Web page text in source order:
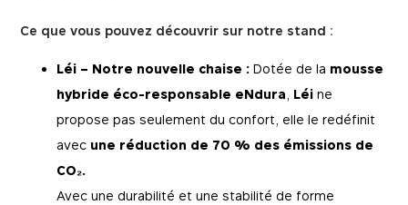
Ce que vous pouvez découvrir sur notre stand :
Léi – Notre nouvelle chaise : Dotée de la mousse
hybride éco-responsable eNdura Léi ne
propose pas seulement du confort, elle le redéfinit
avec une réduction de 70 % des émissions de
CO₂.
Avec une durabilité et une stabilité de forme